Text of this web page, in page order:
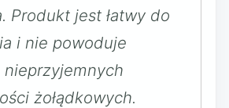
Produkt jest łatwy do
i nie powoduje
żołądkowych.